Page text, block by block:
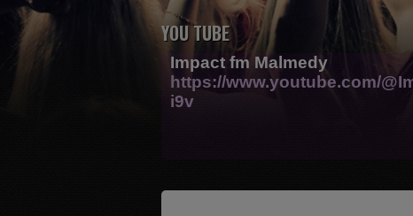
YOU TUBE
Impact fm Malmedy
https://www.youtube.com/
i9v